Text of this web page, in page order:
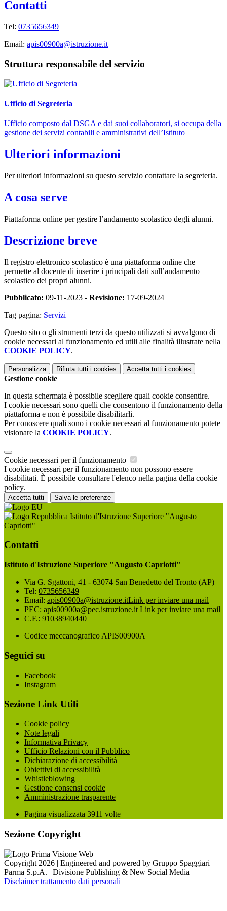
Contatti
Tel: 0735656349
Email: apis00900a@istruzione.it
Struttura responsabile del servizio
Ufficio di Segreteria
Ufficio composto dal DSGA e dai suoi collaboratori, si occupa della
gestione dei servizi contabili e amministrativi dell’Istituto
Ulteriori informazioni
Per ulteriori informazioni su questo servizio contattare la segreteria.
A cosa serve
Piattaforma online per gestire l’andamento scolastico degli alunni.
Descrizione breve
Il registro elettronico scolastico è una piattaforma online che
permette al docente di inserire i principali dati sull’andamento
scolastico dei propri alunni.
Pubblicato: 09-11-2023 - Revisione: 17-09-2024
Tag pagina: Servizi
Questo sito o gli strumenti terzi da questo utilizzati si avvalgono di
cookie necessari al funzionamento ed utili alle finalità illustrate nella
COOKIE POLICY.
Personalizza Rifiuta tutti i cookies Accetta tutti i cookies
Gestione cookie
In questa schermata è possibile scegliere quali cookie consentire.
I cookie necessari sono quelli che consentono il funzionamento della
piattaforma e non è possibile disabilitarli.
Per conoscere quali sono i cookie necessari al funzionamento potete
visionare la COOKIE POLICY.
Cookie necessari per il funzionamento
I cookie necessari per il funzionamento non possono essere
disabilitati. È possibile consultare l'elenco nella pagina della cookie
policy.
Accetta tutti Salva le preferenze
Istituto d'Istruzione Superiore "Augusto
Capriotti"
Contatti
Istituto d'Istruzione Superiore "Augusto Capriotti"
Via G. Sgattoni, 41 - 63074 San Benedetto del Tronto (AP)
Tel: 0735656349
Email: apis00900a@istruzione.itLink per inviare una mail
PEC: apis00900a@pec.istruzione.it Link per inviare una mail
C.F.: 91038940440
Codice meccanografico APIS00900A
Seguici su
Facebook
Instagram
Sezione Link Utili
Cookie policy
Note legali
Informativa Privacy
Ufficio Relazioni con il Pubblico
Dichiarazione di accessibilità
Obiettivi di accessibilità
Whistleblowing
Gestione consensi cookie
Amministrazione trasparente
Pagina visualizzata 3911 volte
Sezione Copyright
Copyright 2026 | Engineered and powered by Gruppo Spaggiari
Parma S.p.A. | Divisione Publishing & New Social Media
Disclaimer trattamento dati personali